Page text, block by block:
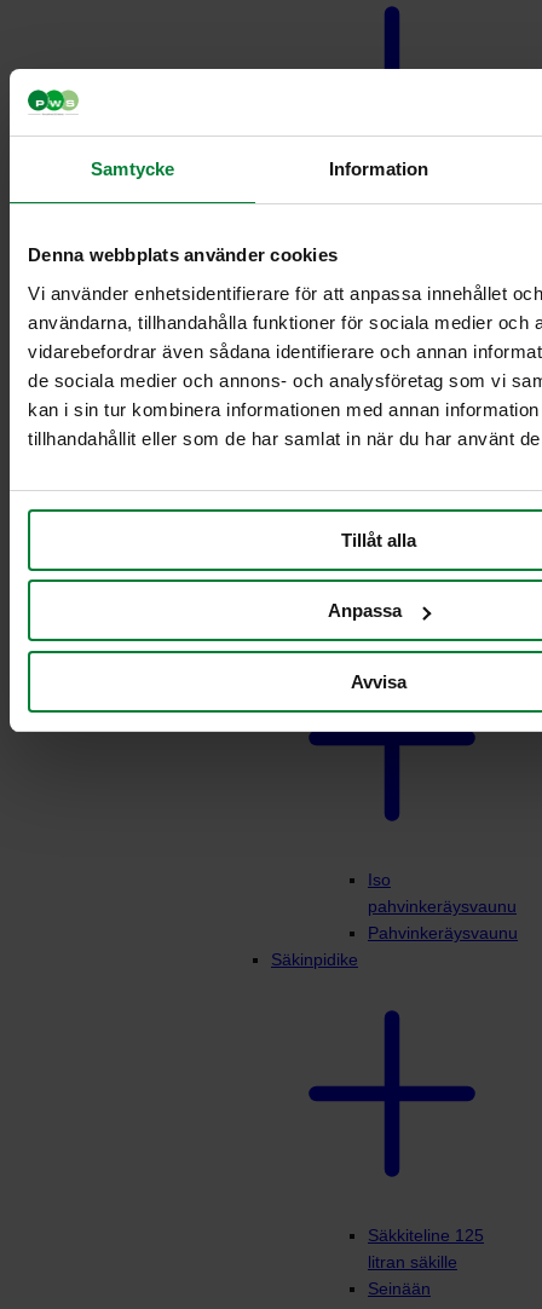
Samtycke Information
Denna webbplats använder cookies
Vi använder enhetsidentifierare för att anpassa innehållet
användarna, tillhandahålla funktioner för sociala medier och
vidarebefordrar även sådana identifierare och annan
de sociala medier och annons- och analysföretag som vi
kan i sin tur kombinera informationen med annan
tillhandahållit eller som de har samlat in när du har använt
Tillåt alla
Anpassa
Avvisa
Vaunut säiliöille 2 x
21-29L
60L
Vaunut säiliöille 2 x
90 L
Vaunut säiliöille
Vaunut säiliöille 60
Vaunut säiliöille 90
L
Pahvinkeräysvaunu
Iso
pahvinkeräysvaunu
Pahvinkeräysvaunu
Säkinpidike
Säkkiteline 125
litran säkille
Seinään